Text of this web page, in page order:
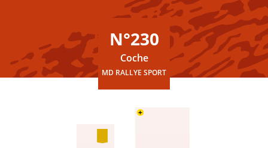
N°230
Coche
MD RALLYE SPORT
+